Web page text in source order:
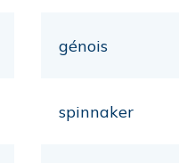
génois
spinnaker